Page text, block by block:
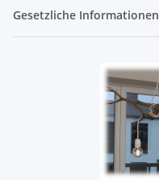
Gesetzliche Informationen